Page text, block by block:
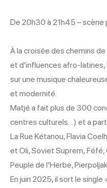
De 20h30 à 21h45 – scène
À la croisée des chemins
et d’influences afro-
sur une musique
et modernité.
Matjé a fait plus de 300
centres culturels…) et a
La Rue Kétanou, Flavia
et Oli, Soviet Suprem, Féfé,
Peuple de l’Herbe,
En juin 2025, il sort le single